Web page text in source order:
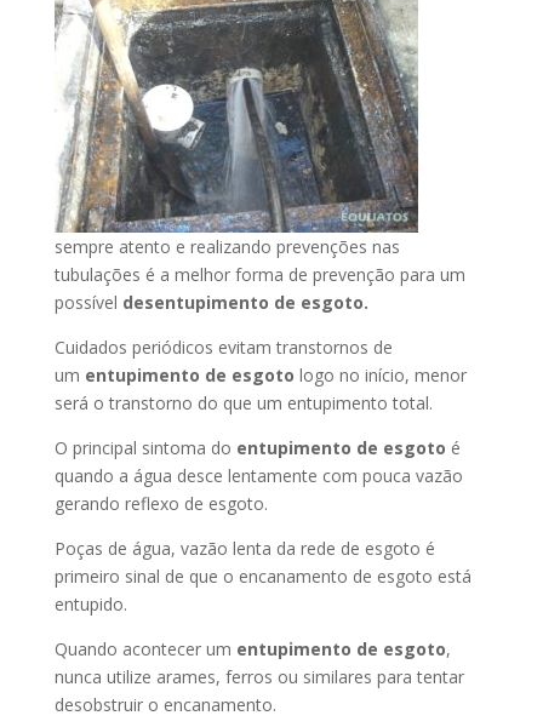
sempre atento e realizando prevenções nas
tubulações é a melhor forma de prevenção para um
possível desentupimento de esgoto.
Cuidados periódicos evitam transtornos de
um entupimento de esgoto logo no início, menor
será o transtorno do que um entupimento total.
O principal sintoma do entupimento de esgoto é
quando a água desce lentamente com pouca vazão
gerando reflexo de esgoto.
Poças de água, vazão lenta da rede de esgoto é
primeiro sinal de que o encanamento de esgoto está
entupido.
Quando acontecer um entupimento de esgoto,
nunca utilize arames, ferros ou similares para tentar
desobstruir o encanamento.